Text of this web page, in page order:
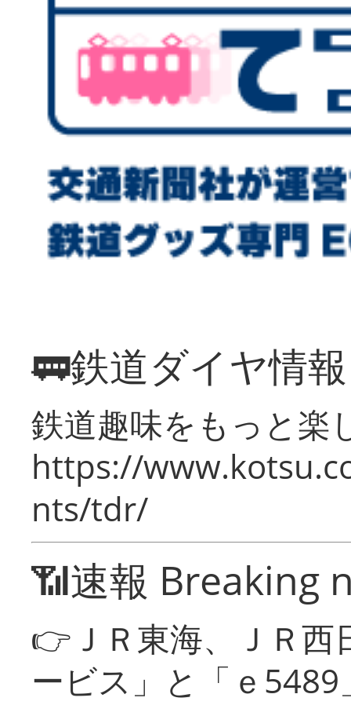
🚃鉄道ダイヤ情
鉄道趣味をもっと楽
https://
nts/tdr/
📶速報 Breaking
👉ＪＲ東海、ＪＲ
ービス」と「ｅ